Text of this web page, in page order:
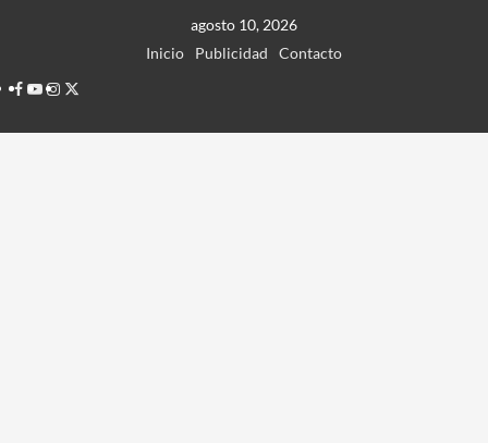
agosto 10, 2026
Inicio
Publicidad
Contacto
Facebook
Youtube
Instagram
Twitter